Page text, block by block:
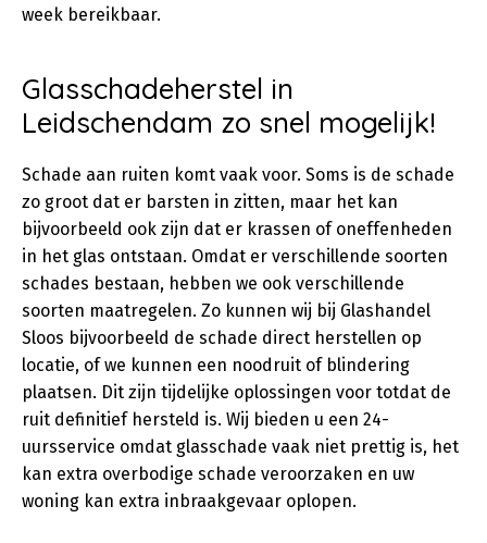
week bereikbaar.
Glasschadeherstel in
Leidschendam zo snel mogelijk!
Schade aan ruiten komt vaak voor. Soms is de schade
zo groot dat er barsten in zitten, maar het kan
bijvoorbeeld ook zijn dat er krassen of oneffenheden
in het glas ontstaan. Omdat er verschillende soorten
schades bestaan, hebben we ook verschillende
soorten maatregelen. Zo kunnen wij bij Glashandel
Sloos bijvoorbeeld de schade direct herstellen op
locatie, of we kunnen een noodruit of blindering
plaatsen. Dit zijn tijdelijke oplossingen voor totdat de
ruit definitief hersteld is. Wij bieden u een 24-
uursservice omdat glasschade vaak niet prettig is, het
kan extra overbodige schade veroorzaken en uw
woning kan extra inbraakgevaar oplopen.